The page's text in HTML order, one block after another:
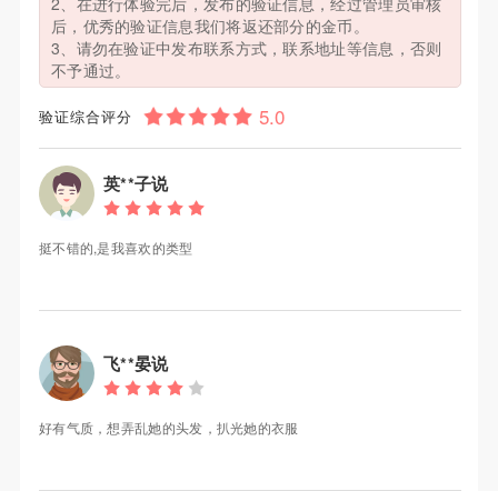
后，优秀的验证信息我们将返还部分的金币。
3、请勿在验证中发布联系方式，联系地址等信息，否则
不予通过。
验证综合评分
英**子说
挺不错的,是我喜欢的类型
飞**晏说
好有气质，想弄乱她的头发，扒光她的衣服